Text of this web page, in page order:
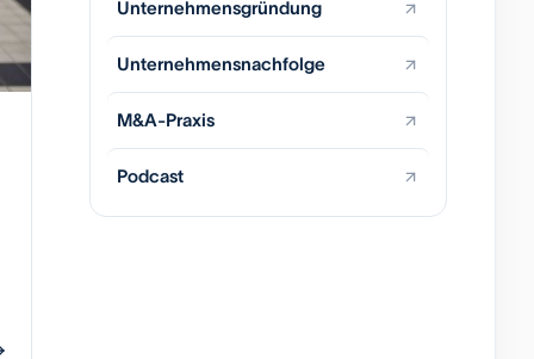
Unternehmensgründung
Unternehmensnachfolge
M&A-Praxis
Podcast